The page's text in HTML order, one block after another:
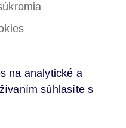
na analytické a
súhlasíte s